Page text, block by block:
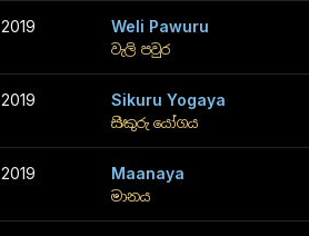
2019 Weli Pawuru
වැලි පවුර
2019 Sikuru Yogaya
සිකුරු යෝගය
2019 Maanaya
මානය